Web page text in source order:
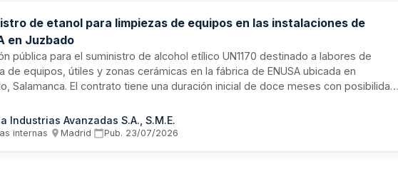
de etanol para limpiezas de equipos en las instalaciones de
en Juzbado
pública para el suministro de alcohol etílico UN1170 destinado a labores de
de equipos, útiles y zonas cerámicas en la fábrica de ENUSA ubicada en
Salamanca. El contrato tiene una duración inicial de doce meses con posibilidad
abierto.
Industrias Avanzadas S.A., S.M.E.
internas· Madrid· Pub. 23/07/2026